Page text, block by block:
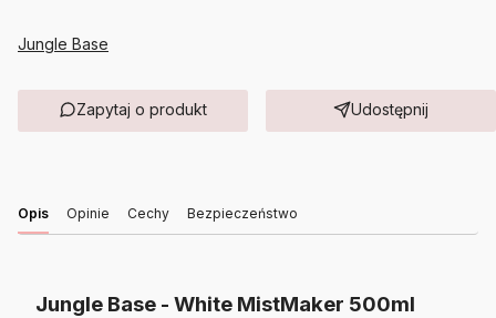
Jungle Base
Zapytaj o produkt Udostępnij
Opis Opinie Cechy Bezpieczeństwo
Jungle Base - White MistMaker 500ml